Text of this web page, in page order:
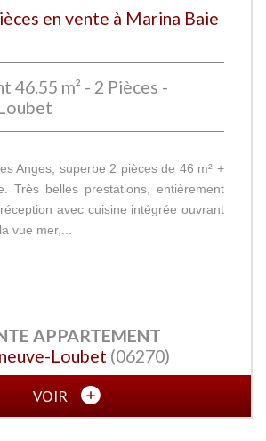
en vente à Marina Baie
46.55 m² - 2 Pièces -
Anges, superbe 2 pièces de 46 m² +
Très belles prestations, entièrement
avec cuisine intégrée ouvrant
vue mer,...
APPARTEMENT
Loubet (06270)
VOIR